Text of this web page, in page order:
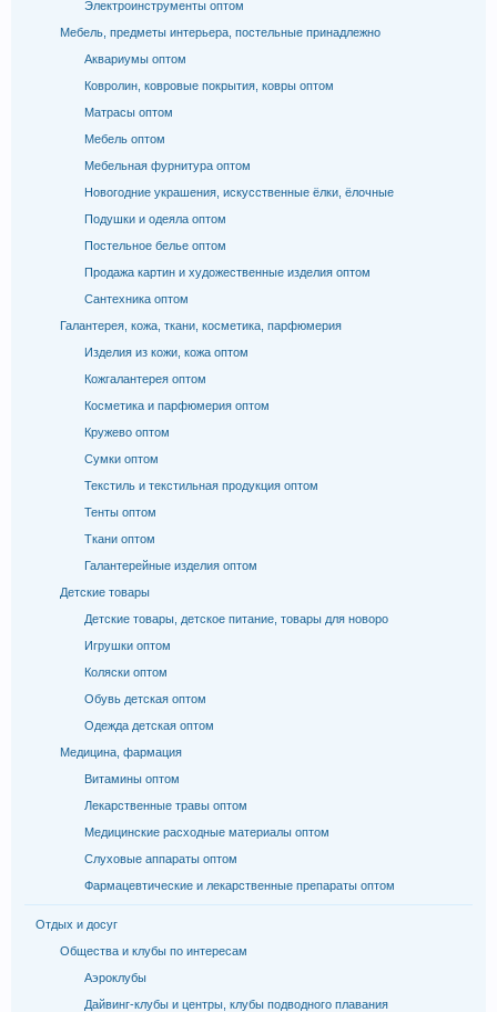
Электроинструменты оптом
Мебель, предметы интерьера, постельные принадлежно
Аквариумы оптом
Ковролин, ковровые покрытия, ковры оптом
Матрасы оптом
Мебель оптом
Мебельная фурнитура оптом
Новогодние украшения, искусственные ёлки, ёлочные
Подушки и одеяла оптом
Постельное белье оптом
Продажа картин и художественные изделия оптом
Сантехника оптом
Галантерея, кожа, ткани, косметика, парфюмерия
Изделия из кожи, кожа оптом
Кожгалантерея оптом
Косметика и парфюмерия оптом
Кружево оптом
Сумки оптом
Текстиль и текстильная продукция оптом
Тенты оптом
Ткани оптом
Галантерейные изделия оптом
Детские товары
Детские товары, детское питание, товары для новоро
Игрушки оптом
Коляски оптом
Обувь детская оптом
Одежда детская оптом
Медицина, фармация
Витамины оптом
Лекарственные травы оптом
Медицинские расходные материалы оптом
Слуховые аппараты оптом
Фармацевтические и лекарственные препараты оптом
Отдых и досуг
Общества и клубы по интересам
Аэроклубы
Дайвинг-клубы и центры, клубы подводного плавания